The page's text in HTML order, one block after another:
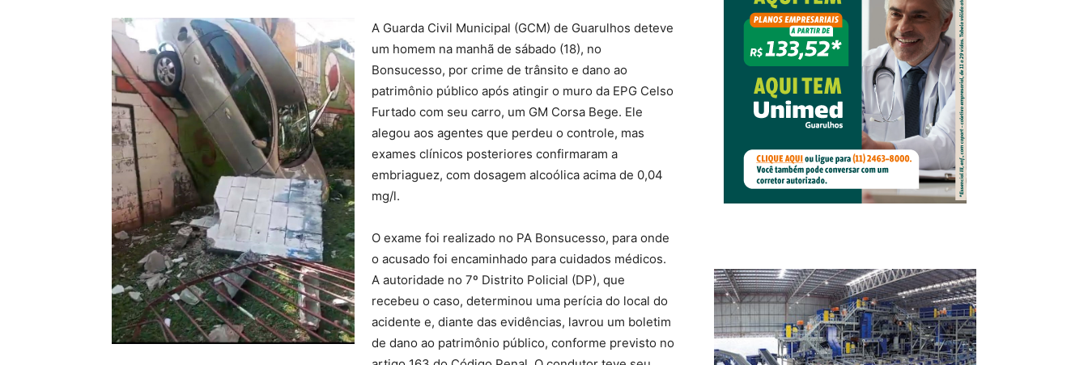
A Guarda Civil Municipal (GCM) de Guarulhos deteve
um homem na manhã de sábado (18), no
Bonsucesso, por crime de trânsito e dano ao
patrimônio público após atingir o muro da EPG Celso
Furtado com seu carro, um GM Corsa Bege. Ele
alegou aos agentes que perdeu o controle, mas
exames clínicos posteriores confirmaram a
embriaguez, com dosagem alcoólica acima de 0,04
mg/l.
O exame foi realizado no PA Bonsucesso, para onde
o acusado foi encaminhado para cuidados médicos.
A autoridade no 7º Distrito Policial (DP), que
recebeu o caso, determinou uma perícia do local do
acidente e, diante das evidências, lavrou um boletim
de dano ao patrimônio público, conforme previsto no